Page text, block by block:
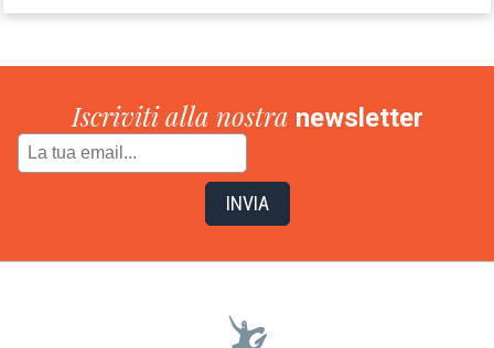
Iscriviti alla nostra newsletter